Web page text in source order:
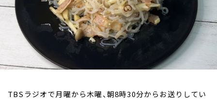
TBSラジオで月曜から木曜、朝8時30分からお送りしてい